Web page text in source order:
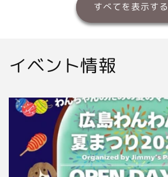
すべてを表示する
イベント情報